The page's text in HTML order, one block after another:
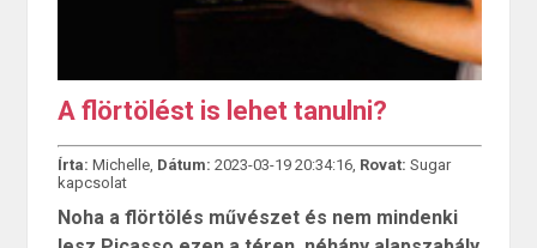
A flörtölést is lehet tanulni?
Írta: Michelle, Dátum: 2023-03-19 20:34:16, Rovat: Sugar
kapcsolat
Noha a flörtölés művészet és nem mindenki